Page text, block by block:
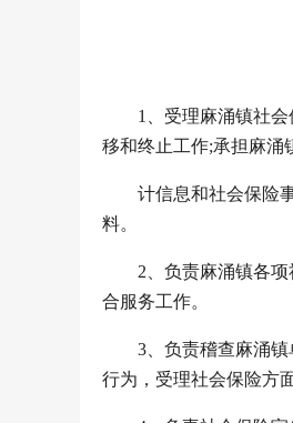
1、受理麻涌镇社
移和终止工作;承担麻涌
计信息和社会保险
料。
2、负责麻涌镇各
合服务工作。
3、负责稽查麻涌
行为，受理社会保险方